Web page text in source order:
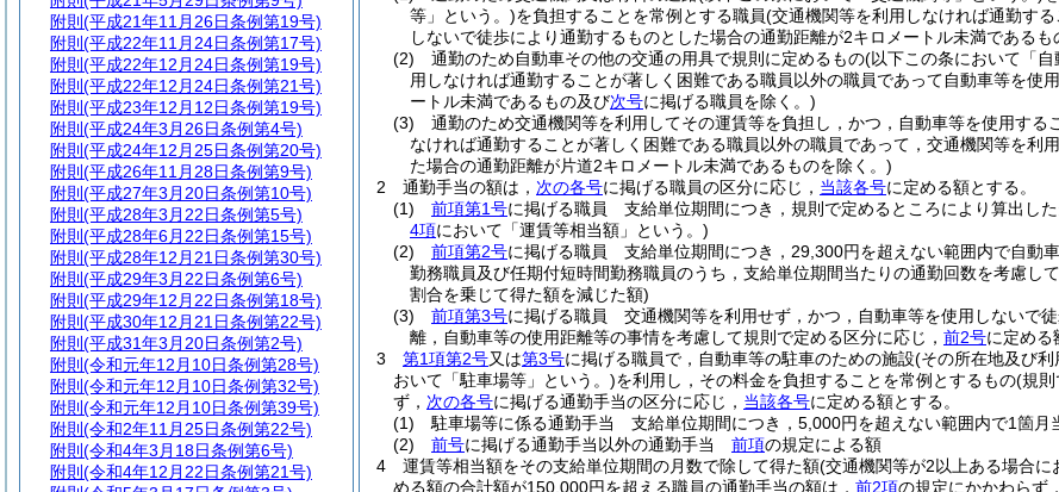
等」という。)を負担することを常例とする職員(交通機関等を利用しなければ通勤す
しないで徒歩により通勤するものとした場合の通勤距離が2キロメートル未満であるも
(2)
通勤のため自動車その他の交通の用具で規則に定めるもの(以下この条において「
用しなければ通勤することが著しく困難である職員以外の職員であって自動車等を使
ートル未満であるもの及び次号に掲げる職員を除く。)
(3)
通勤のため交通機関等を利用してその運賃等を負担し，かつ，自動車等を使用する
なければ通勤することが著しく困難である職員以外の職員であって，交通機関等を利
た場合の通勤距離が片道2キロメートル未満であるものを除く。)
2
通勤手当の額は， 次の各号に掲げる職員の区分に応じ， 当該各号に定める額とする。
(1)
前項第1号に掲げる職員 支給単位期間につき，規則で定めるところにより算出し
4項において「運賃等相当額」という。)
(2)
前項第2号に掲げる職員 支給単位期間につき，29,300円を超えない範囲内で自動
勤務職員及び任期付短時間勤務職員のうち，支給単位期間当たりの通勤回数を考慮し
割合を乗じて得た額を減じた額)
(3)
前項第3号に掲げる職員 交通機関等を利用せず，かつ，自動車等を使用しないで
離，自動車等の使用距離等の事情を考慮して規則で定める区分に応じ， 前2号に定める
3
第1項第2号又は第3号に掲げる職員で，自動車等の駐車のための施設(その所在地及び利
おいて「駐車場等」という。)を利用し，その料金を負担することを常例とするもの(規則
ず， 次の各号に掲げる通勤手当の区分に応じ， 当該各号に定める額とする。
(1)
駐車場等に係る通勤手当 支給単位期間につき，5,000円を超えない範囲内で1箇月
(2)
前号に掲げる通勤手当以外の通勤手当 前項の規定による額
4
運賃等相当額をその支給単位期間の月数で除して得た額(交通機関等が2以上ある場合に
める額の合計額が150,000円を超える職員の通勤手当の額は， 前2項の規定にかかわらず
附則 (平成21年11月26日条例第19号)
附則 (平成22年11月24日条例第17号)
附則 (平成22年12月24日条例第19号)
附則 (平成22年12月24日条例第21号)
附則 (平成23年12月12日条例第19号)
附則 (平成24年3月26日条例第4号)
附則 (平成24年12月25日条例第20号)
附則 (平成26年11月28日条例第9号)
附則 (平成27年3月20日条例第10号)
附則 (平成28年3月22日条例第5号)
附則 (平成28年6月22日条例第15号)
附則 (平成28年12月21日条例第30号)
附則 (平成29年3月22日条例第6号)
附則 (平成29年12月22日条例第18号)
附則 (平成30年12月21日条例第22号)
附則 (平成31年3月20日条例第2号)
附則 (令和元年12月10日条例第28号)
附則 (令和元年12月10日条例第32号)
附則 (令和元年12月10日条例第39号)
附則 (令和2年11月25日条例第22号)
附則 (令和4年3月18日条例第6号)
附則 (令和4年12月22日条例第21号)